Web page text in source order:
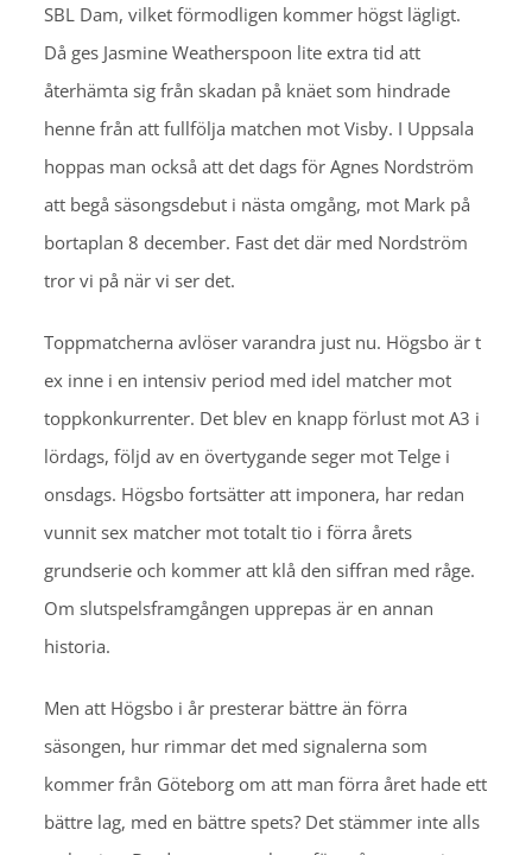
SBL Dam, vilket förmodligen kommer högst lägligt.
Då ges Jasmine Weatherspoon lite extra tid att
återhämta sig från skadan på knäet som hindrade
henne från att fullfölja matchen mot Visby. I Uppsala
hoppas man också att det dags för Agnes Nordström
att begå säsongsdebut i nästa omgång, mot Mark på
bortaplan 8 december. Fast det där med Nordström
tror vi på när vi ser det.
Toppmatcherna avlöser varandra just nu. Högsbo är t
ex inne i en intensiv period med idel matcher mot
toppkonkurrenter. Det blev en knapp förlust mot A3 i
lördags, följd av en övertygande seger mot Telge i
onsdags. Högsbo fortsätter att imponera, har redan
vunnit sex matcher mot totalt tio i förra årets
grundserie och kommer att klå den siffran med råge.
Om slutspelsframgången upprepas är en annan
historia.
Men att Högsbo i år presterar bättre än förra
säsongen, hur rimmar det med signalerna som
kommer från Göteborg om att man förra året hade ett
bättre lag, med en bättre spets? Det stämmer inte alls